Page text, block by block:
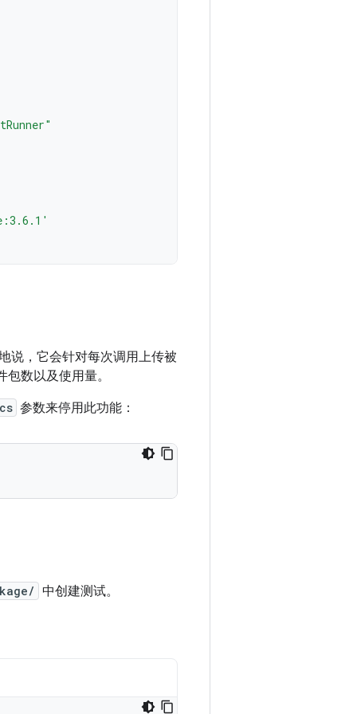
说，它会针对每次调用上传被
数以及使用量。
参数来停用此功能：
中创建测试。